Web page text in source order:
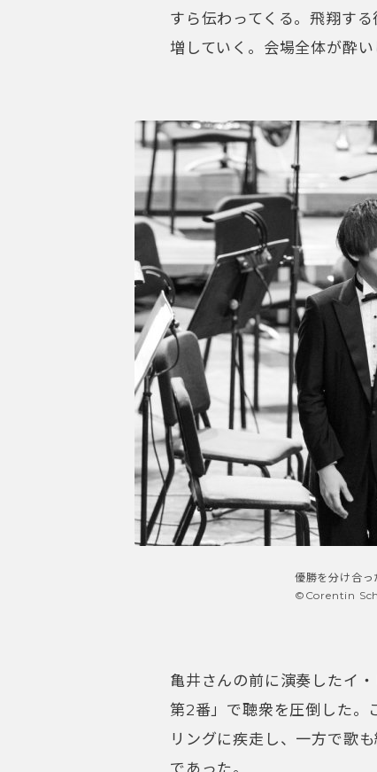
すら伝わってくる。飛翔す
増していく。会場全体が酔
優勝を分け合っ
©️Corentin
亀井さんの前に演奏したイ
第2番」で聴衆を圧倒した。
リングに疾走し、一方で歌